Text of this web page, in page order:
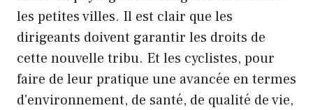
les petites villes. Il est clair que les
dirigeants doivent garantir les droits de
cette nouvelle tribu. Et les cyclistes, pour
faire de leur pratique une avancée en termes
d'environnement, de santé, de qualité de vie,